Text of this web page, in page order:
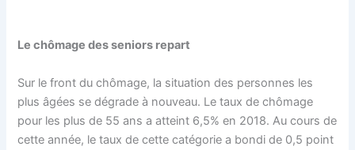
Le chômage des seniors repart
Sur le front du chômage, la situation des personnes les
plus âgées se dégrade à nouveau. Le taux de chômage
pour les plus de 55 ans a atteint 6,5% en 2018. Au cours de
cette année, le taux de cette catégorie a bondi de 0,5 point